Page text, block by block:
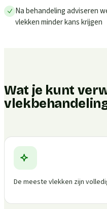
Na behandeling adviseren
vlekken minder kans krijgen
Wat je kunt
De meeste vlekken zijn